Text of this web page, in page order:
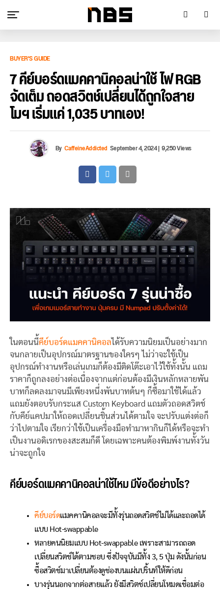
BUYER'S GUIDE
7 คีย์บอร์ดแมคคานิคอลน่าใช้ ไฟ RGB
จัดเต็ม ถอดสวิตช์เปลี่ยนได้ถูกใจสาย
โมฯ เริ่มแค่ 1,035 บาทเอง!
By CaffeineAddicted September 4, 2024|9,250 Views
ในตอนนี้คีย์บอร์ดแมคคานิคอล ได้รับความนิยมเป็นอย่างมาก
จนกลายเป็นอุปกรณ์มาตรฐานของใครๆ ไม่ว่าจะใช้เป็น
อุปกรณ์ทำงานหรือเล่นเกมก็ต้องมีติดโต๊ะเอาไว้ใช้ทั้งนั้น แถม
ราคาก็ถูกลงอย่างต่อเนื่องจากแต่ก่อนต้องมีเงินหลักหลายพัน
บาทก็ลดลงมาจนมีเพียงหนึ่งพันบาทต้นๆ ก็ซื้อมาใช้ได้แล้ว
แถมยังตอบรับกระแส Custom Keyboard แถมตัวถอดสวิตช์
กับคีย์แคปมาให้ถอดเปลี่ยนชิ้นส่วนได้ตามใจ จะปรับแต่งต่อก็
ว่าไปตามใจ เรียกว่าใช้เป็นเครื่องมือทำมาหากินก็ได้หรือจะทำ
เป็นงานอดิเรกของสะสมก็ดี โดยเฉพาะคนต้องพิมพ์งานทั้งวัน
น่าจะถูกใจ
คีย์บอร์ดแมคคานิคอลน่าใช้ไหม มีข้อดีอย่างไร?
คีย์บอร์ดแมคคานิคอลจะมีทั้งรุ่นถอดสวิตช์ไม่ได้และถอดได้
แบบ Hot-swappable
หลายคนนิยมแบบ Hot-swappable เพราะสามารถถอด
เปลี่ยนสวิตช์ได้ตามชอบ ซึ่งปัจจุบันมีทั้ง 3, 5 ปุ่ม ดังนั้นก่อน
ซื้อสวิตช์มาเปลี่ยนต้องดูช่องบนแผ่นปริ้นท์ให้ดีก่อน
บางรุ่นนอกจากต่อสายแล้ว ยังมีสวิตช์เปลี่ยนโหมดเชื่อมต่อ